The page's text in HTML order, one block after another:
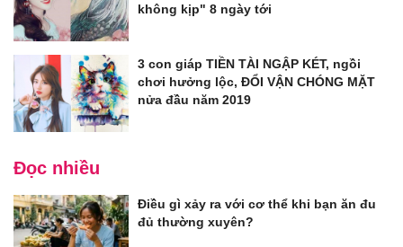
không kịp" 8 ngày tới
3 con giáp TIỀN TÀI NGẬP KÉT, ngồi
chơi hưởng lộc, ĐỔI VẬN CHÓNG MẶT
nửa đầu năm 2019
Đọc nhiều
Điều gì xảy ra với cơ thể khi bạn ăn đu
đủ thường xuyên?